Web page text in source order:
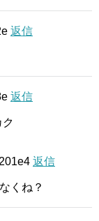
返信
返信
返信
くね？